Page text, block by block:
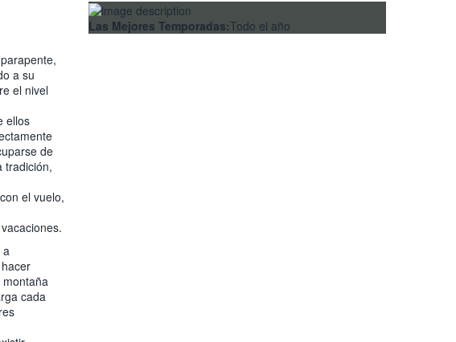
a su
el nivel
ellos
de
tradición,
el vuelo,
cada
Las Mejores Temporadas:Todo el año